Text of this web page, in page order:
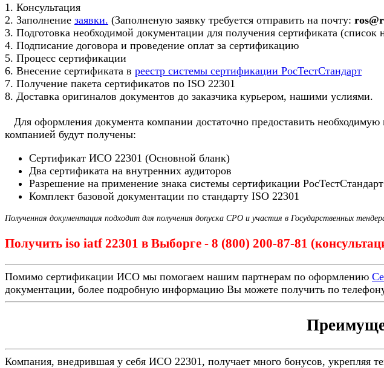
1. Консультация
2. Заполнение заявки. (Заполненую заявку требуется отправить на почту:
3. Подготовка необходимой документации для получения сертификата
4. Подписание договора и проведение оплат за сертификацию
5. Процесс сертификации
6. Внесение сертификата в реестр системы сертификации РосТестСтандарт
7. Получение пакета сертификатов по ISO 22301
8. Доставка оригиналов документов до заказчика курьером, нашими услиями.
Для оформления документа компании достаточно предоставить
компанией будут получены:
Сертификат ИСО 22301 (Основной бланк)
Два сертификата на внутренних аудиторов
Разрешение на применение знака системы сертификации РосТестСтандарт
Комплект базовой документации по стандарту ISO 22301
Полученная документация подходит для получения допуска СРО и участия в Государственных
Получить iso iatf 22301 в Выборге - 8 (800) 200-87-81
Помимо сертификации ИСО мы помогаем нашим партнерам по оформлению
документации, более подробную информацию Вы можете получить по
Компания, внедрившая у себя ИСО 22301, получает много бонусов, укрепляя